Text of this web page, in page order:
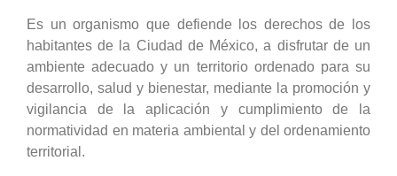
Es un organismo que defiende los derechos de los
habitantes de la Ciudad de México, a disfrutar de un
ambiente adecuado y un territorio ordenado para su
desarrollo, salud y bienestar, mediante la promoción y
vigilancia de la aplicación y cumplimiento de la
normatividad en materia ambiental y del ordenamiento
territorial.